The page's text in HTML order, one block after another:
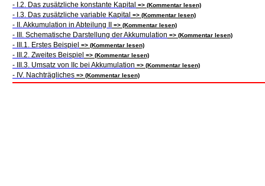
- I.2. Das zusätzliche konstante Kapital => (Kommentar lesen)
- I.3. Das zusätzliche variable Kapital => (Kommentar lesen)
- II. Akkumulation in Abteilung II => (Kommentar lesen)
- III. Schematische Darstellung der Akkumulation => (Kommentar lesen)
- III.1. Erstes Beispiel => (Kommentar lesen)
- III.2. Zweites Beispiel => (Kommentar lesen)
- III.3. Umsatz von IIc bei Akkumulation => (Kommentar lesen)
- IV. Nachträgliches => (Kommentar lesen)